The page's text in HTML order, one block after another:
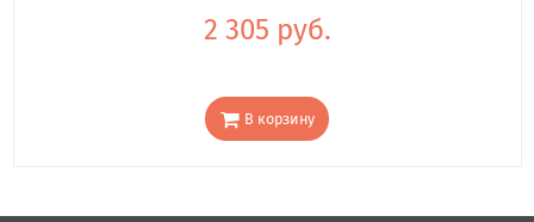
2 305 руб.
В корзину